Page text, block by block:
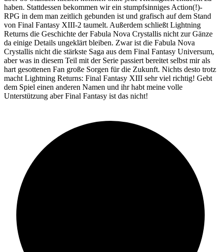
haben. Stattdessen bekommen wir ein stumpfsinniges Action(!)-
RPG in dem man zeitlich gebunden ist und grafisch auf dem Stand
von Final Fantasy XIII-2 taumelt. Außerdem schließt Lightning
Returns die Geschichte der Fabula Nova Crystallis nicht zur Gänze
da einige Details ungeklärt bleiben. Zwar ist die Fabula Nova
Crystallis nicht die stärkste Saga aus dem Final Fantasy Universum,
aber was in diesem Teil mit der Serie passiert bereitet selbst mir als
hart gesottenen Fan große Sorgen für die Zukunft. Nichts desto trotz
macht Lightning Returns: Final Fantasy XIII sehr viel richtig! Gebt
dem Spiel einen anderen Namen und ihr habt meine volle
Unterstützung aber Final Fantasy ist das nicht!